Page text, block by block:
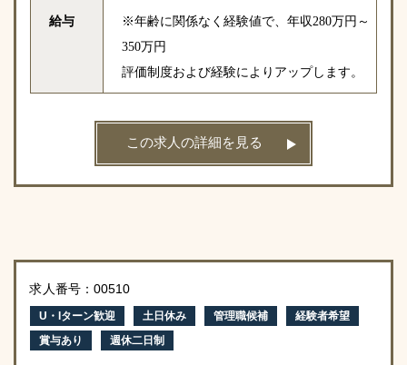
給与
※年齢に関係なく経験値で、年収280万円～
350万円
評価制度および経験によりアップします。
この求人の詳細を見る
求人番号：00510
U・Iターン歓迎 土日休み 管理職候補
経験者希望
賞与あり
週休二日制